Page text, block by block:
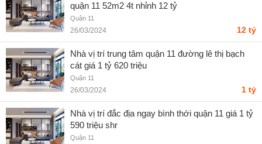
quận 11 52m2 4t nhỉnh 12 tỷ
Quận 11
26/03/2024 12 tỷ
Nhà vị trí trung tâm quận 11 đường lê thị bạch
cát giá 1 tỷ 620 triệu
Quận 11
26/03/2024 1 tỷ
Nhà vị trí đắc địa ngay bình thới quận 11 giá 1 tỷ
590 triệu shr
Quận 11